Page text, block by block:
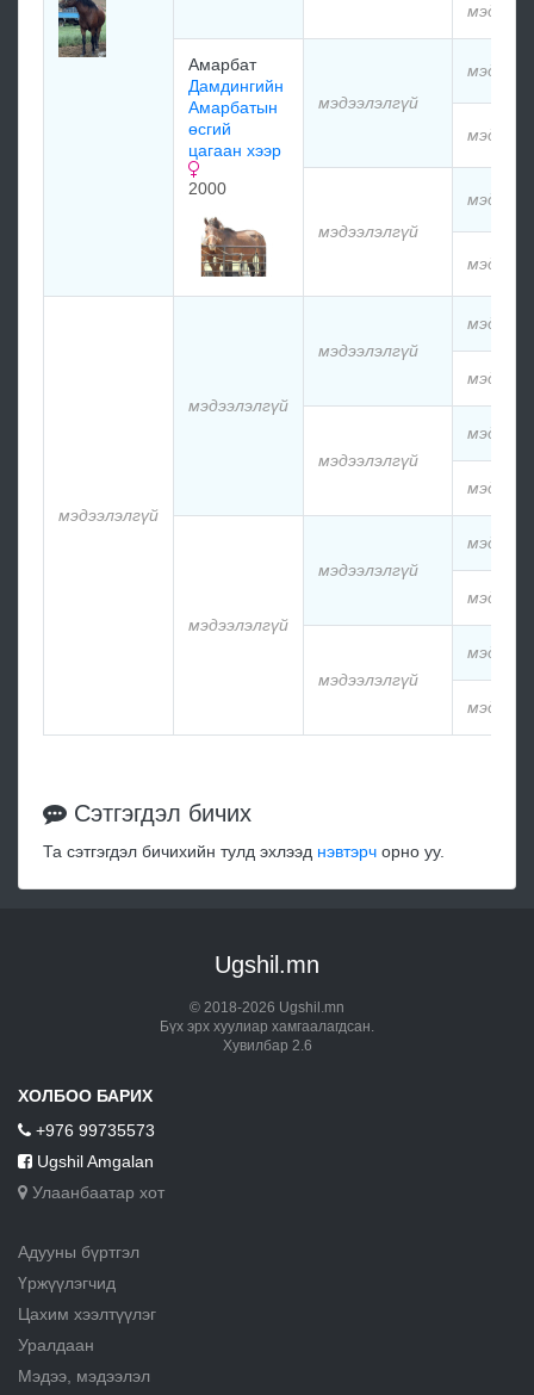
Амарбат
Дамдингийн
Амарбатын
өсгий
цагаан хээр
2000
мэдээлэлгүй
мэдээлэлгүй
мэдээлэлгүй
мэдээлэлгүй
мэдээлэлгүй
мэдээлэлгүй
мэдээлэлгүй
мэдээлэлгүй
мэдээлэлгүй
Сэтгэгдэл бичих
Та сэтгэгдэл бичихийн тулд эхлээд нэвтэрч орно уу.
Ugshil.mn
© 2018-2026 Ugshil.mn
Бүх эрх хуулиар хамгаалагдсан.
Хувилбар 2.6
ХОЛБОО БАРИХ
+976 99735573
Ugshil Amgalan
Улаанбаатар хот
Адууны бүртгэл
Үржүүлэгчид
Цахим хээлтүүлэг
Уралдаан
Мэдээ, мэдээлэл